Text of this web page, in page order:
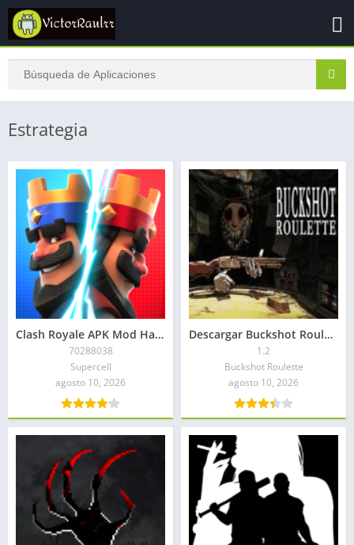
Estrategia
Clash Royale APK Mod Hack Monedas y Gemas Ilimitadas
70288038
Supercell
agosto 10, 2026
Descargar Buckshot Roulette APK 2026
1.2
Buckshot Roulette
agosto 10, 2026